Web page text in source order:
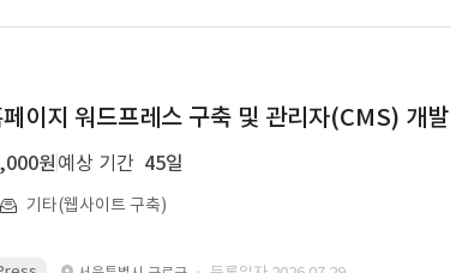
이지 워드프레스 구축 및 관리자(CMS) 개발
원 예상 기간 45일
기타(웹사이트 구축)